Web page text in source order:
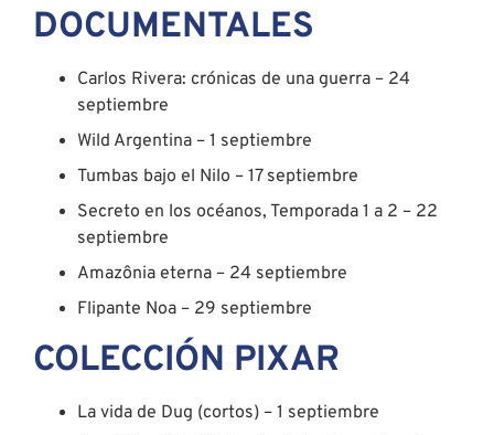
DOCUMENTALES
Carlos Rivera: crónicas de una guerra – 24
septiembre
Wild Argentina – 1 septiembre
Tumbas bajo el Nilo – 17 septiembre
Secreto en los océanos, Temporada 1 a 2 – 22
septiembre
Amazônia eterna – 24 septiembre
Flipante Noa – 29 septiembre
COLECCIÓN PIXAR
La vida de Dug (cortos) – 1 septiembre